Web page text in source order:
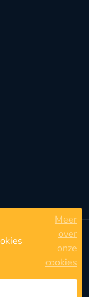
Meer
over
onze
cookies